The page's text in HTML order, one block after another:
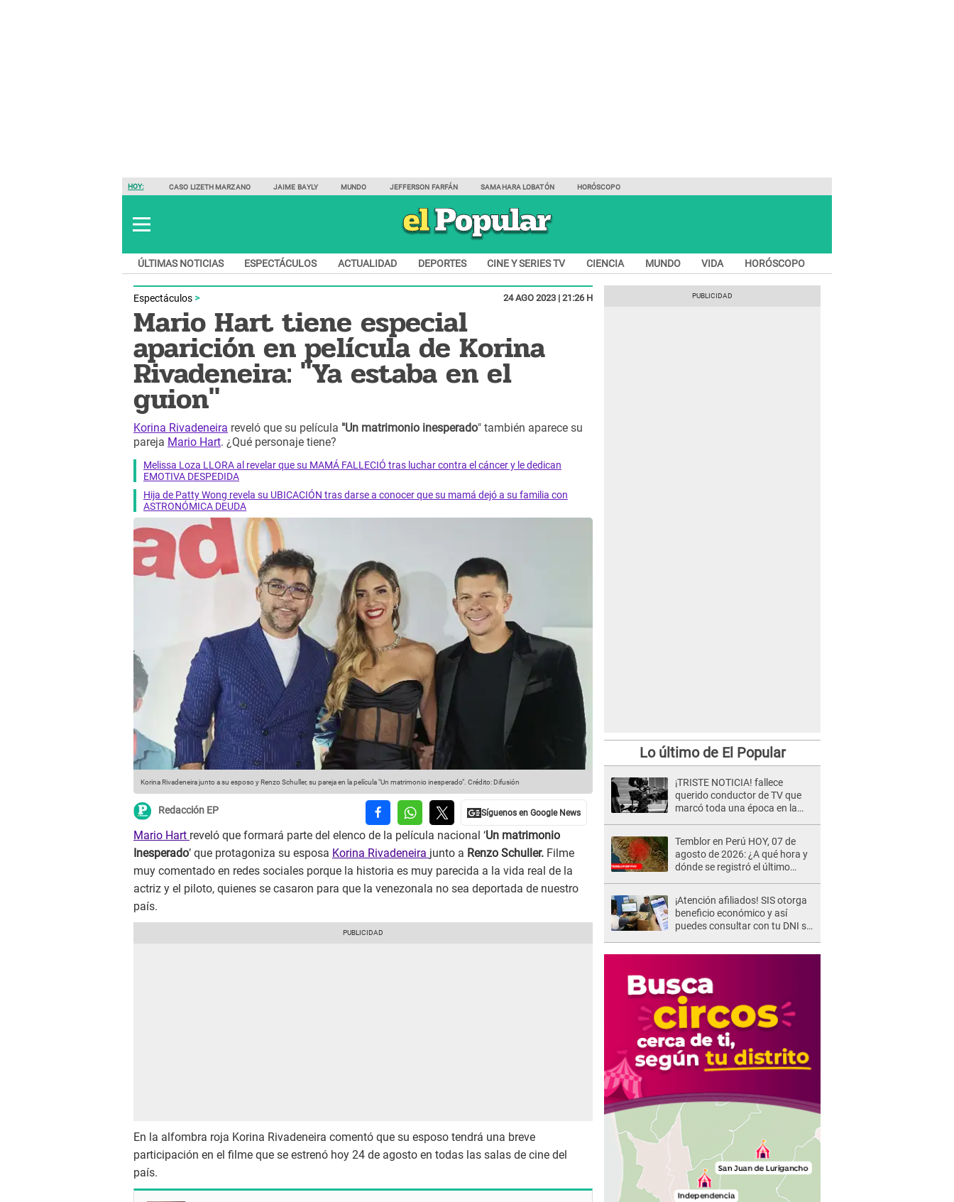
HOY: CASO LIZETH MARZANO JAIME BAYLY MUNDO JEFFERSON FARFÁN SAMAHARA LOBATÓN HORÓSCOPO
ÚLTIMAS NOTICIAS ESPECTÁCULOS ACTUALIDAD DEPORTES CINE Y SERIES TV CIENCIA MUNDO VIDA HORÓSCOPO
Espectáculos 24 AGO 2023 | 21:26 H
Mario Hart tiene especial
aparición en película de Korina
Rivadeneira: "Ya estaba en el
guion"
Korina Rivadeneira reveló que su película "Un matrimonio inesperado" también aparece su
pareja Mario Hart. ¿Qué personaje tiene?
Melissa Loza LLORA al revelar que su MAMÁ FALLECIÓ tras luchar contra el cáncer y le dedican
EMOTIVA DESPEDIDA
Hija de Patty Wong revela su UBICACIÓN tras darse a conocer que su mamá dejó a su familia con
ASTRONÓMICA DEUDA
Korina Rivadeneira junto a su esposo y Renzo Schuller, su pareja en la película "Un matrimonio inesperado". Crédito: Difusión
Redacción EP
Mario Hart reveló que formará parte del elenco de la película nacional ‘Un matrimonio
Inesperado’ que protagoniza su esposa Korina Rivadeneira junto a Renzo Schuller. Filme
muy comentado en redes sociales porque la historia es muy parecida a la vida real de la
actriz y el piloto, quienes se casaron para que la venezonala no sea deportada de nuestro
país.
En la alfombra roja Korina Rivadeneira comentó que su esposo tendrá una breve
participación en el filme que se estrenó hoy 24 de agosto en todas las salas de cine del
país.
Lo último de El Popular
¡TRISTE NOTICIA! fallece
querido conductor de TV que
marcó toda una época en la
Temblor en Perú HOY, 07 de
agosto de 2026: ¿A qué hora y
dónde se registró el último
¡Atención afiliados! SIS otorga
beneficio económico y así
puedes consultar con tu DNI si